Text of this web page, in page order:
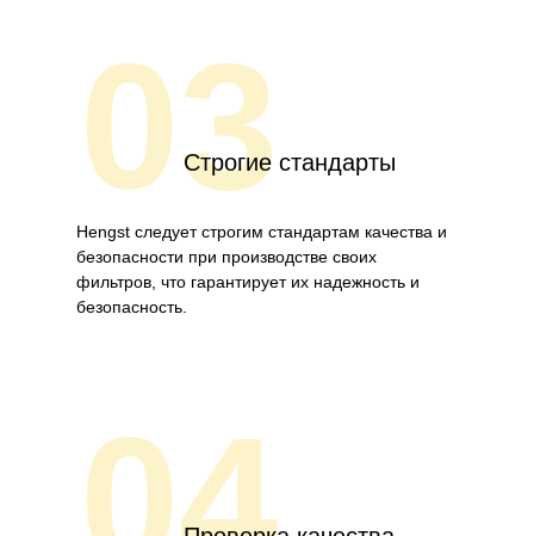
03Строгие стандарты
Hengst следует строгим стандартам качества и
безопасности при производстве своих
фильтров, что гарантирует их надежность и
безопасность.